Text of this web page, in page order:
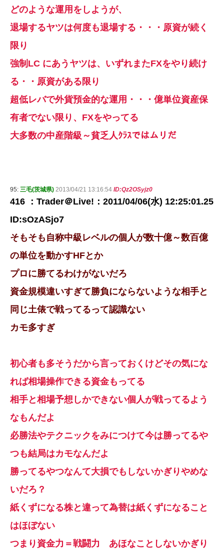
どのような運用をしようが、
退場するヤツは何度も退場する・・・原資が続く
限り
強制LC にあうヤツは、いずれまたFXをやり続け
る・・原資がある限り
超低レバで外貨預金的な運用・・・億単位資産保
有者でない限り、FXをやってる
大多数の中産階級～貧乏人ｸﾗｽではムリだ
95: 三毛(茨城県) 2013/04/21 13:16:54 ID:Qz2OSyjz0
416 ：Trader＠Live!：2011/04/06(水) 12:25:01.25
ID:sOzASjo7
そもそも自称中級レベルの個人が数十億～数百億
の単位を動かすHFとか
プロに勝てるわけがないだろ
資金規模違いすぎて勝負にならないような相手と
同じ土俵で戦ってるって認識ない
カモ多すぎ
初心者も多そうだから言っておくけどその気にな
れば相場操作できる資金もってる
相手と相場予想しかできない個人が戦ってるよう
なもんだよ
必勝法やテクニックをみにつけて今は勝ってるや
つも結局はカモなんだよ
勝ってるやつなんて大損でもしないかぎりやめな
いだろ？
紙くずになる株と違って為替は紙くずになること
はほぼない
つまり資金力＝戦闘力 あほなことしないかぎり